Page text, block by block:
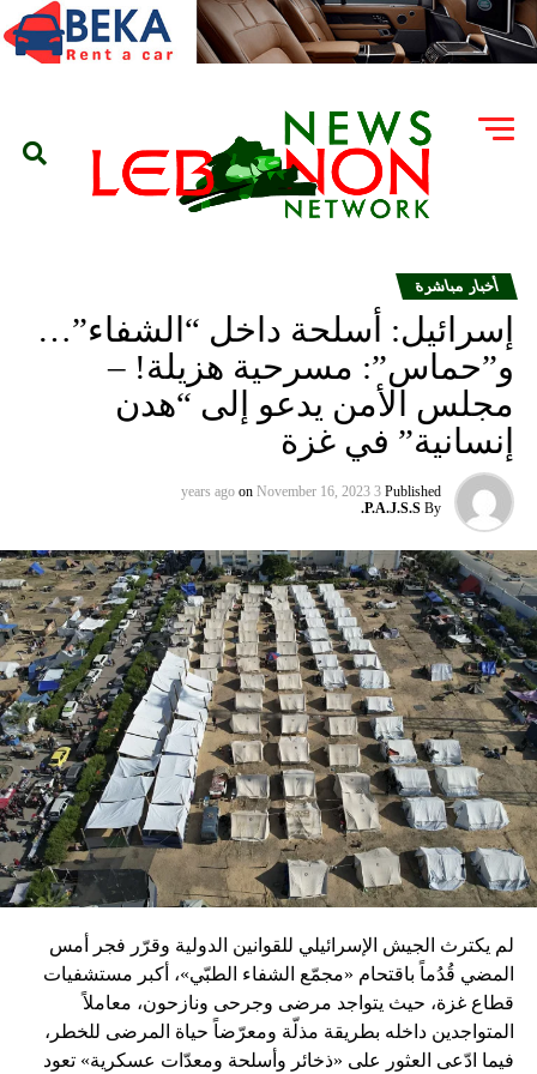
أخبار مباشرة
إسرائيل: أسلحة داخل “الشفاء”…
و”حماس”: مسرحية هزيلة! –
مجلس الأمن يدعو إلى “هدن
إنسانية” في غزة
Published
3 years ago
on November 16, 2023
By
P.A.J.S.S.
لم يكترث الجيش الإسرائيلي للقوانين الدولية وقرّر فجر أمس
المضي قُدُماً باقتحام «مجمّع الشفاء الطبّي»، أكبر مستشفيات
قطاع غزة، حيث يتواجد مرضى وجرحى ونازحون، معاملاً
المتواجدين داخله بطريقة مذلّة ومعرّضاً حياة المرضى للخطر،
فيما ادّعى العثور على «ذخائر وأسلحة ومعدّات عسكرية» تعود